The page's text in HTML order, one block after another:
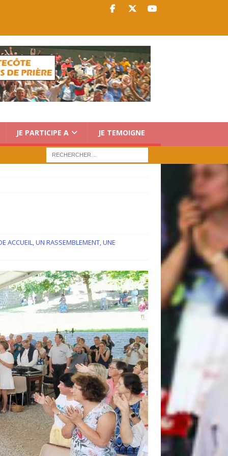
JE PARTICIPE A JE TEMOIGNE
ACCUEIL,UN RASSEMBLEMENT,UNE